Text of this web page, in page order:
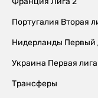
Португалия Вторая
Нидерланды Первый
Украина Первая лига
Трансферы